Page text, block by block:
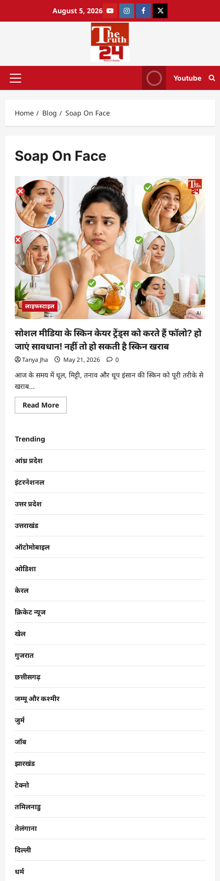
August 5, 2026
Youtube
Home Blog Soap On Face
Soap On Face
लाइफस्टाइल
सोशल मीडिया के स्किन केयर ट्रेंड्स को करते हैं फॉलो? हो
जाएं सावधान! नहीं तो हो सकती है स्किन खराब
Tanya Jha May 21, 2026 0
आज के समय में धूल, मिट्टी, तनाव और धूप इंसान की स्किन को पूरी तरीके से
खराब...
Read More
Trending
आंध्र प्रदेश
इंटरनेशनल
उत्तर प्रदेश
उत्तराखंड
ऑटोमोबाइल
ओडिशा
केरल
क्रिकेट न्यूज
खेल
गुजरात
छत्तीसगढ़
जम्मू और कश्मीर
जुर्म
जॉब
झारखंड
टेक्नो
तमिलनाडु
तेलंगाना
दिल्ली
धर्म